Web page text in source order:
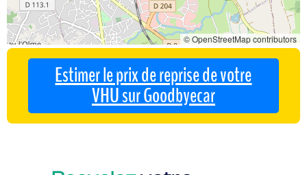
© OpenStreetMap contributors
Estimer le prix de reprise de votre
VHU sur Goodbyecar